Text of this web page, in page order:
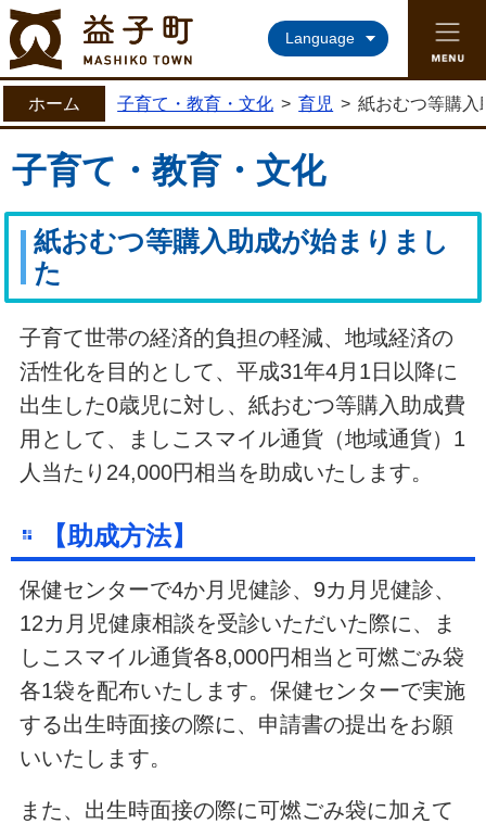
益子町ホームページ
Language
ホーム 子育て・教育・文化 > 育児 > 紙おむつ等購入
子育て・教育・文化
紙おむつ等購入助成が始まりまし
た
子育て世帯の経済的負担の軽減、地域経済の
活性化を目的として、平成31年4月1日以降に
出生した0歳児に対し、紙おむつ等購入助成費
用として、ましこスマイル通貨（地域通貨）1
人当たり24,000円相当を助成いたします。
【助成方法】
保健センターで4か月児健診、9カ月児健診、
12カ月児健康相談を受診いただいた際に、ま
しこスマイル通貨各8,000円相当と可燃ごみ袋
各1袋を配布いたします。保健センターで実施
する出生時面接の際に、申請書の提出をお願
いいたします。
また、出生時面接の際に可燃ごみ袋に加えて